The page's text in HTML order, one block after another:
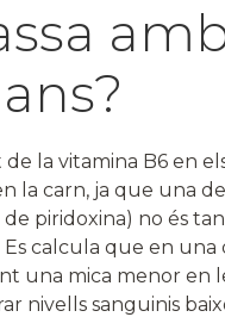
de la vitamina B6 en
la carn, ja que una
piridoxina) no és
Es calcula que en
una mica menor
nivells sanguinis